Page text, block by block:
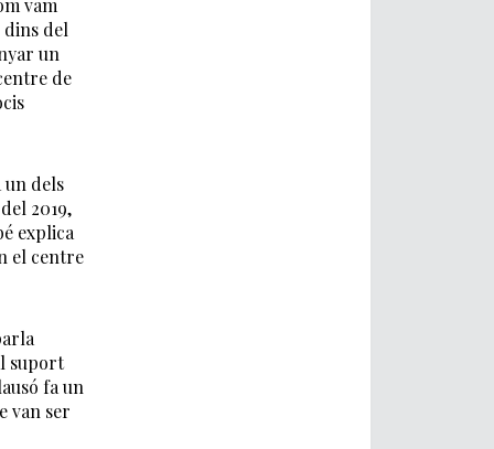
vam
del
un
de
dels
2019,
explica
el centre
suport
fa un
van ser